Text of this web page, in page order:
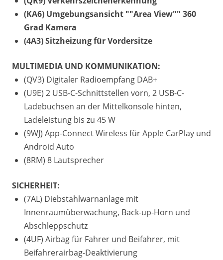
(KA6) Umgebungsansicht ""Area View"" 360
Grad Kamera
(4A3) Sitzheizung für Vordersitze
MULTIMEDIA UND KOMMUNIKATION:
(QV3) Digitaler Radioempfang DAB+
(U9E) 2 USB-C-Schnittstellen vorn, 2 USB-C-
Ladebuchsen an der Mittelkonsole hinten,
Ladeleistung bis zu 45 W
(9WJ) App-Connect Wireless für Apple CarPlay und
Android Auto
(8RM) 8 Lautsprecher
SICHERHEIT:
(7AL) Diebstahlwarnanlage mit
Innenraumüberwachung, Back-up-Horn und
Abschleppschutz
(4UF) Airbag für Fahrer und Beifahrer, mit
Beifahrerairbag-Deaktivierung